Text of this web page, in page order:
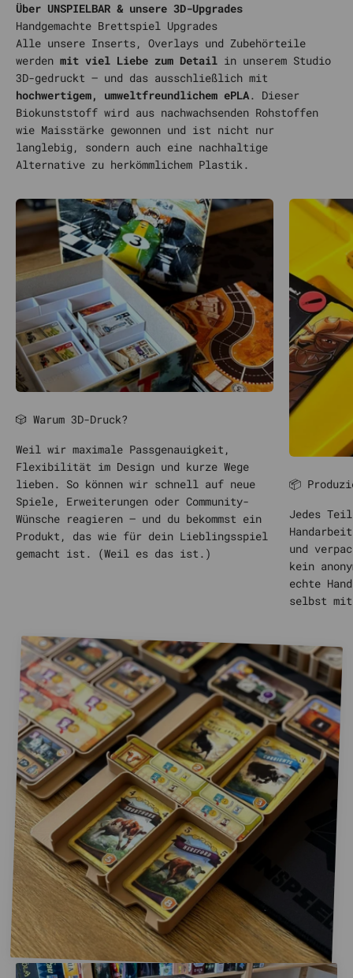
Über UNSPIELBAR & unsere 3D-Upgrades
Alle unsere Inserts, Overlays und Zubehörteile
werden mit viel Liebe zum Detail in unserem Studio
3D-gedruckt – und das ausschließlich mit
hochwertigem, umweltfreundlichem ePLA. Dieser
Biokunststoff wird aus nachwachsenden Rohstoffen
wie Maisstärke gewonnen und ist nicht nur
langlebig, sondern auch eine nachhaltige
Alternative zu herkömmlichem Plastik.
🎲 Warum 3D-Druck?
Weil wir maximale Passgenauigkeit,
Flexibilität im Design und kurze Wege
lieben. So können wir schnell auf neue
Spiele, Erweiterungen oder Community-
Wünsche reagieren – und du bekommst ein
Produkt, das wie für dein Lieblingsspiel
gemacht ist. (Weil es das ist.)
📦
Jedes
und
kein
echte
selbst